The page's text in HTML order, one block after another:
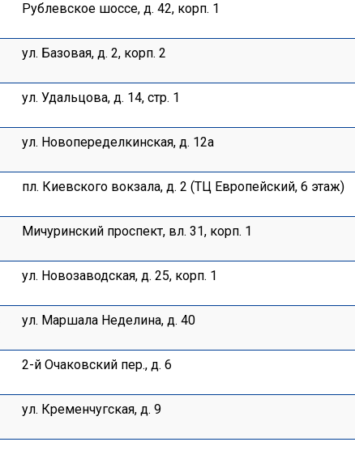
Рублевское шоссе, д. 42, корп. 1
ул. Базовая, д. 2, корп. 2
ул. Удальцова, д. 14, стр. 1
ул. Новопеределкинская, д. 12а
пл. Киевского вокзала, д. 2 (ТЦ Европейский, 6 этаж)
Мичуринский проспект, вл. 31, корп. 1
ул. Новозаводская, д. 25, корп. 1
ул. Маршала Неделина, д. 40
2-й Очаковский пер., д. 6
ул. Кременчугская, д. 9